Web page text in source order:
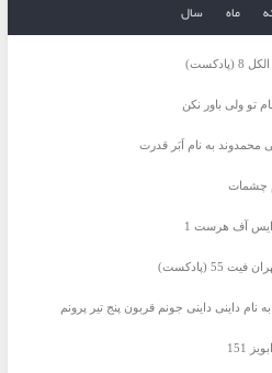
ماه سال
تو ولی باور نکن
محمدوند به نام اَبَر قدرت
چشمات
ایس آف هرست 1
55 (پادکست)
داینی داینی جونم قربون پنج تیر پرونم
151